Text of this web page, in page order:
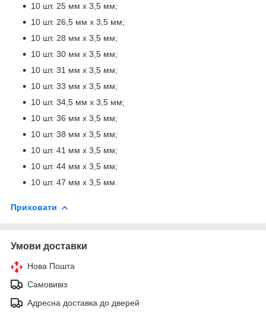
10 шт. 25 мм x 3,5 мм;
10 шт. 26,5 мм x 3,5 мм;
10 шт. 28 мм x 3,5 мм;
10 шт. 30 мм x 3,5 мм;
10 шт. 31 мм x 3,5 мм;
10 шт. 33 мм x 3,5 мм;
10 шт. 34,5 мм x 3,5 мм;
10 шт. 36 мм x 3,5 мм;
10 шт. 38 мм x 3,5 мм;
10 шт. 41 мм х 3,5 мм;
10 шт. 44 мм x 3,5 мм;
10 шт. 47 мм x 3,5 мм.
Приховати
Умови доставки
Нова Пошта
Самовивіз
Адресна доставка до дверей